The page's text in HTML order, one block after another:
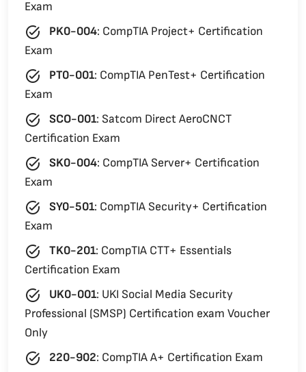
Exam
task_alt PK0-004: CompTIA Project+ Certification
Exam
task_alt PT0-001: CompTIA PenTest+ Certification
Exam
task_alt SCO-001: Satcom Direct AeroCNCT
Certification Exam
task_alt SK0-004: CompTIA Server+ Certification
Exam
task_alt SY0-501: CompTIA Security+ Certification
Exam
task_alt TK0-201: CompTIA CTT+ Essentials
Certification Exam
task_alt UK0-001: UKI Social Media Security
Professional (SMSP) Certification exam Voucher
Only
task_alt 220-902: CompTIA A+ Certification Exam